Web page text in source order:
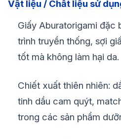
Vật liệu / Chất liệu sử
Giấy Aburatorigami đặc
trình truyền thống, sợi
tốt mà không làm hại da.
Chiết xuất thiên nhiên:
tinh dầu cam quýt,
trong các sản phẩm